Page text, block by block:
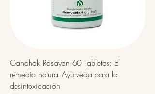
Gandhak Rasayan 60 Tabletas: El
remedio natural Ayurveda para la
desintoxicación